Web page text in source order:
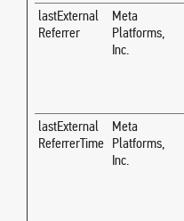
lastExternal
Referrer
Meta
Platforms,
Inc.
lastExternal
ReferrerTime
Meta
Platforms,
Inc.